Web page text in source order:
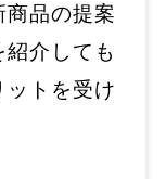
商品の提案
介しても
ットを受け